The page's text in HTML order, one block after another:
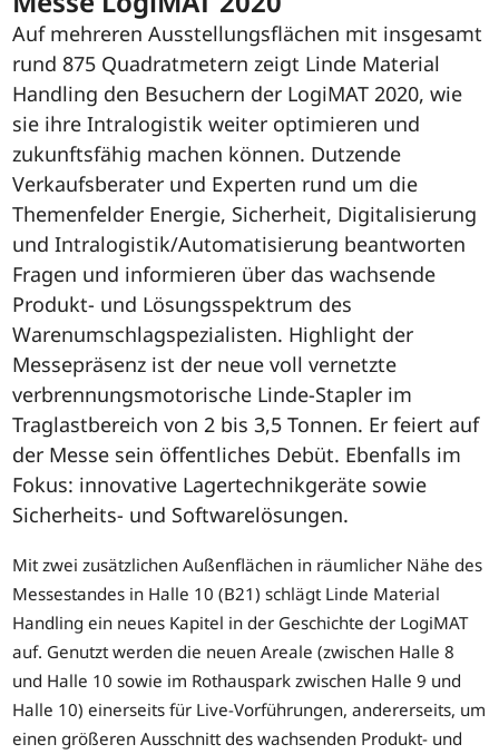
Auf mehreren Ausstellungsflächen mit insgesamt
rund 875 Quadratmetern zeigt Linde Material
Handling den Besuchern der LogiMAT 2020, wie
sie ihre Intralogistik weiter optimieren und
zukunftsfähig machen können. Dutzende
Verkaufsberater und Experten rund um die
Themenfelder Energie, Sicherheit, Digitalisierung
und Intralogistik/Automatisierung beantworten
Fragen und informieren über das wachsende
Produkt- und Lösungsspektrum des
Warenumschlagspezialisten. Highlight der
Messepräsenz ist der neue voll vernetzte
verbrennungsmotorische Linde-Stapler im
Traglastbereich von 2 bis 3,5 Tonnen. Er feiert auf
der Messe sein öffentliches Debüt. Ebenfalls im
Fokus: innovative Lagertechnikgeräte sowie
Sicherheits- und Softwarelösungen.
Mit zwei zusätzlichen Außenflächen in räumlicher Nähe des
Messestandes in Halle 10 (B21) schlägt Linde Material
Handling ein neues Kapitel in der Geschichte der LogiMAT
auf. Genutzt werden die neuen Areale (zwischen Halle 8
und Halle 10 sowie im Rothauspark zwischen Halle 9 und
Halle 10) einerseits für Live-Vorführungen, andererseits, um
einen größeren Ausschnitt des wachsenden Produkt- und